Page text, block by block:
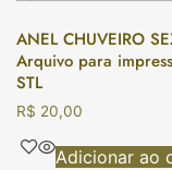
ANEL CHUVEIRO
Arquivo para
STL
R$ 20,00
Adicionar ao